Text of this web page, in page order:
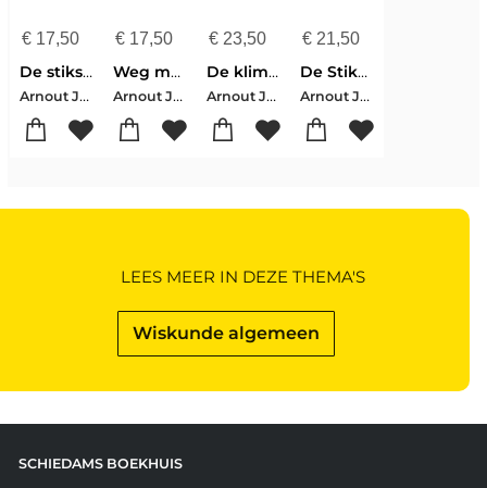
€17,50
De stikstoffuik
Arnout Jaspers
€17,50
Weg met ons!
Arnout Jaspers
€ 23,50
De klimaatoptimist
Arnout Jaspers
€ 21,50
De Stikstoffuik 2.0
Arnout Jaspers
Wiskunde algemeen
LEES MEER IN DEZE THEMA'S
SCHIEDAMS BOEKHUIS